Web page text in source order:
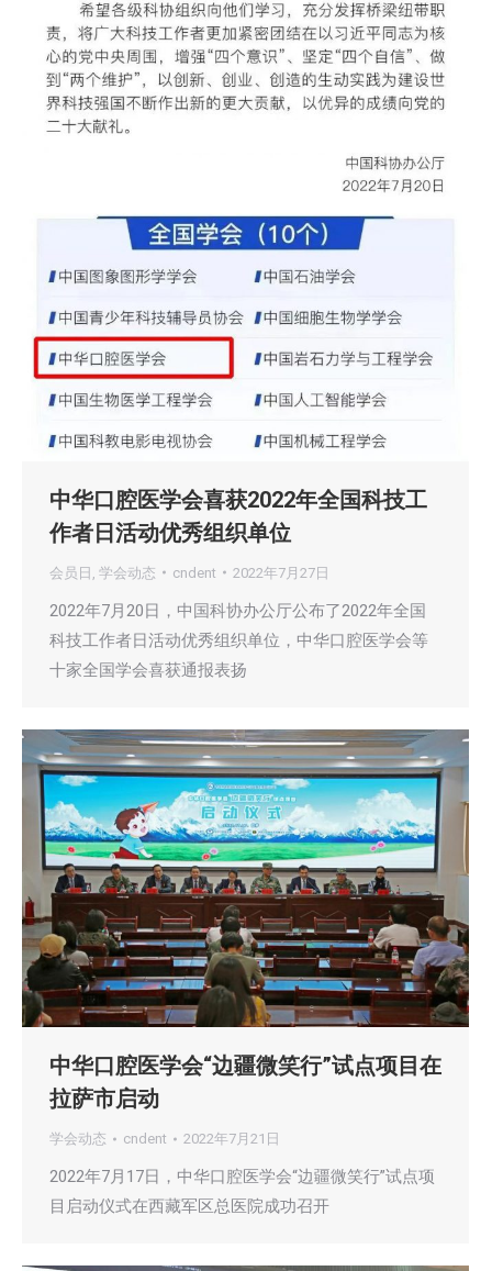
中华口腔医学会喜获2022年全国科技工
作者日活动优秀组织单位
会员日 学会动态 cndent 2022年7月27日
2022年7月20日，中国科协办公厅公布了2022年全国
科技工作者日活动优秀组织单位，中华口腔医学会等
十家全国学会喜获通报表扬
中华口腔医学会“边疆微笑行”试点项目在
拉萨市启动
学会动态 cndent 2022年7月21日
2022年7月17日，中华口腔医学会“边疆微笑行”试点项
目启动仪式在西藏军区总医院成功召开